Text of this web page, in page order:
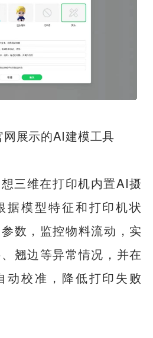
展示的AI建模工具
三维在打印机内置AI摄
据模型特征和打印机状
数，监控物料流动，实
翘边等异常情况，并在
动校准，降低打印失败